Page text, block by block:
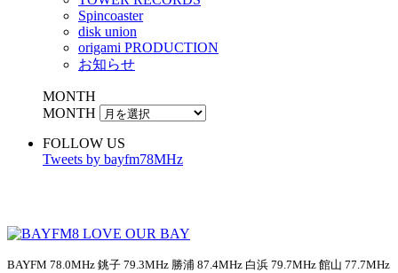
Spincoaster
disk union
origami PRODUCTION
お知らせ
MONTH
MONTH
FOLLOW US
Tweets by bayfm78MHz
BAYFM 78.0MHz 銚子 79.3MHz 勝浦 87.4MHz 白浜 79.7MHz 館山 77.7MHz